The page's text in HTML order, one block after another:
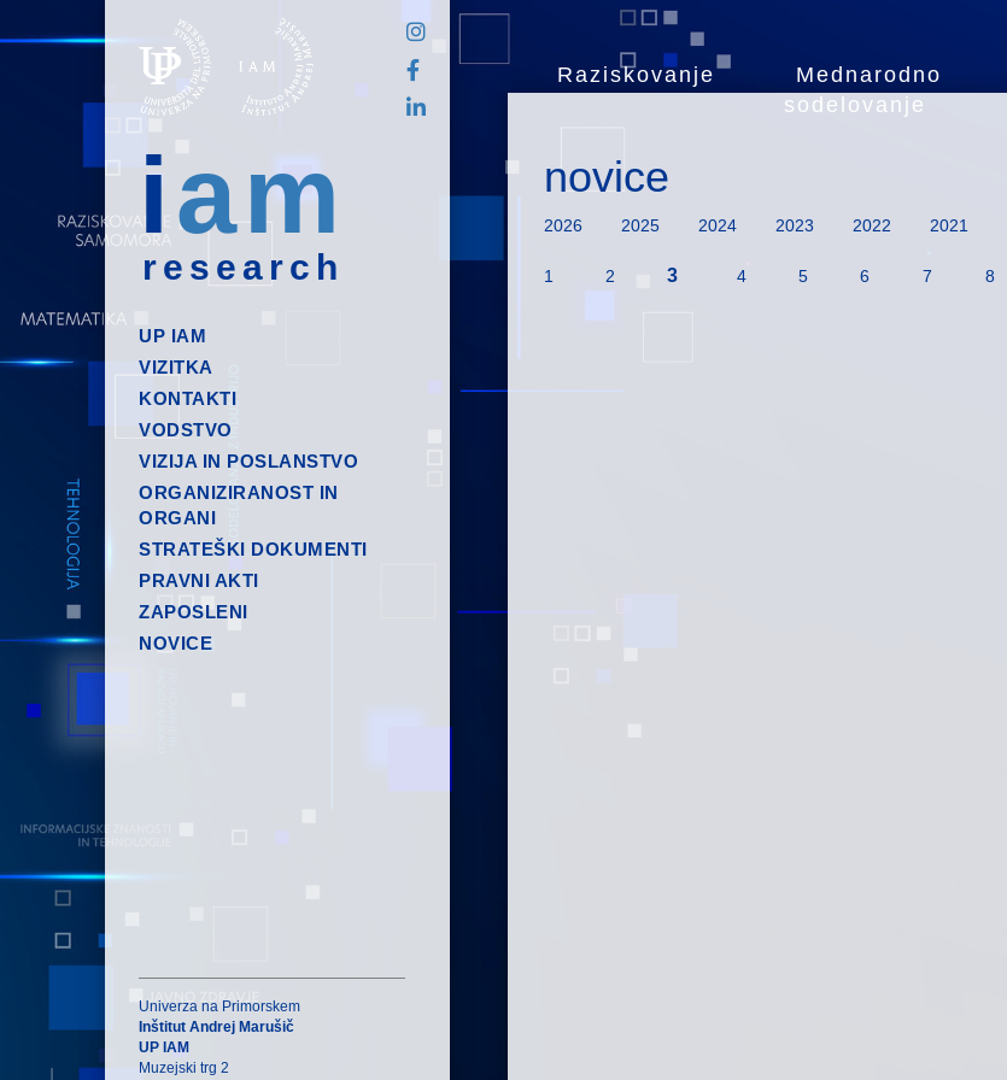
iam
research
Raziskovanje
Mednarodno
sodelovanje
UP IAM
VIZITKA
KONTAKTI
VODSTVO
VIZIJA IN POSLANSTVO
ORGANIZIRANOST IN
ORGANI
STRATEŠKI DOKUMENTI
PRAVNI AKTI
ZAPOSLENI
NOVICE
novice
2026 2025 2024 2023 2022 2021
1 2 3 4 5 6 7 8
Univerza na Primorskem
Inštitut Andrej Marušič
UP IAM
Muzejski trg 2